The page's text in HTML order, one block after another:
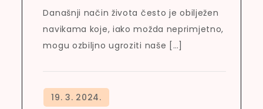
Današnji način života često je obilježen
navikama koje, iako možda neprimjetno,
mogu ozbiljno ugroziti naše […]